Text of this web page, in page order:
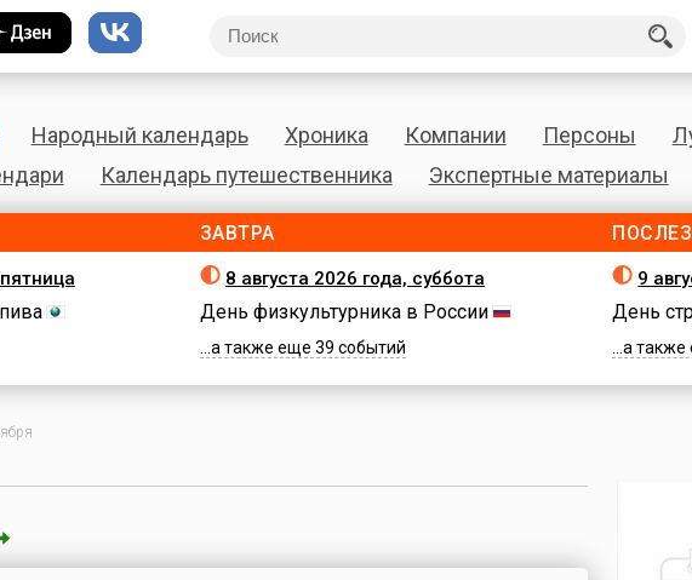
Народный календарь Хроника Компании Персоны
Календарь путешественника Экспертные материалы
ЗАВТРА
8 августа 2026 года, суббота
День физкультурника в России
...а также еще 39 событий
9
День
...а